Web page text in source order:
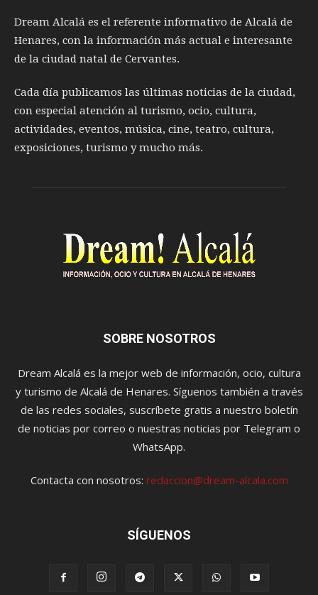
Dream Alcalá es el referente informativo de Alcalá de
Henares, con la información más actual e interesante
de la ciudad natal de Cervantes.
Cada día publicamos las últimas noticias de la ciudad,
con especial atención al turismo, ocio, cultura,
actividades, eventos, música, cine, teatro, cultura,
exposiciones, turismo y mucho más.
SOBRE NOSOTROS
Dream Alcalá es la mejor web de información, ocio, cultura
y turismo de Alcalá de Henares. Síguenos también a través
de las redes sociales, suscríbete gratis a nuestro boletín
de noticias por correo o nuestras noticias por Telegram o
WhatsApp.
Contacta con nosotros: redaccion@dream-alcala.com
SÍGUENOS